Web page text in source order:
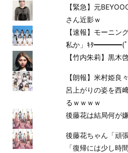
【緊急】元
さん近影ｗ
【速報】モーニン
私か」ｷﾀ
【竹内朱莉】黒木
【朗報】米村姫良
呂上がりの姿を西
るｗｗｗｗ
後藤花は結局何が
後藤花ちゃん「頑
「復帰には少し時